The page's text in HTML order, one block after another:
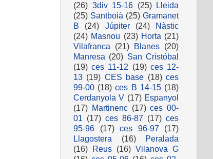
(26) 3div 15-16 (25) Lleida
(25) Santboià (25) Gramanet
B
(24) Júpiter (24)
Nàstic
(24) Masnou (23) Horta (21)
Vilafranca
(21) Blanes (20)
Manresa (20) San Cristóbal
(19) ces 11-12 (19) ces 12-
13 (19) CES base (18) ces
99-00 (18) ces B 14-15 (18)
Cerdanyola V (17) Espanyol
(17) Martinenc (17) ces 00-
01 (17) ces 86-87 (17) ces
95-96
(17) ces 96-97
(17)
Llagostera
(16)
Peralada
(16) Reus (16) Vilanova G